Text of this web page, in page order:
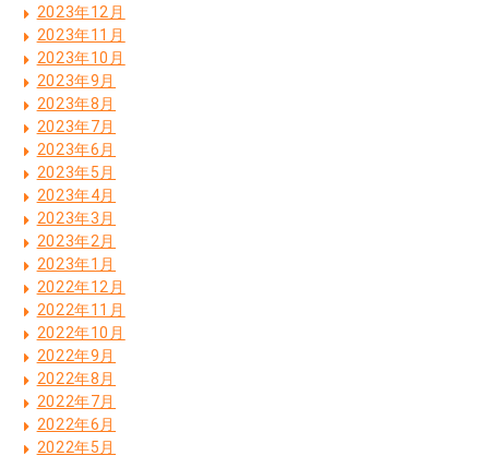
2023年12月
2023年11月
2023年10月
2023年9月
2023年8月
2023年7月
2023年6月
2023年5月
2023年4月
2023年3月
2023年2月
2023年1月
2022年12月
2022年11月
2022年10月
2022年9月
2022年8月
2022年7月
2022年6月
2022年5月